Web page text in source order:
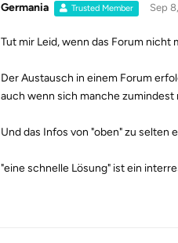
Germania Trusted Member Sep
Tut mir Leid, wenn das Forum nicht
Der Austausch in einem Forum
auch wenn sich manche
Und das Infos von "oben" zu
"eine schnelle Lösung" ist ein